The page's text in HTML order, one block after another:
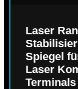
Laser
Spiegel
Laser
Terminals